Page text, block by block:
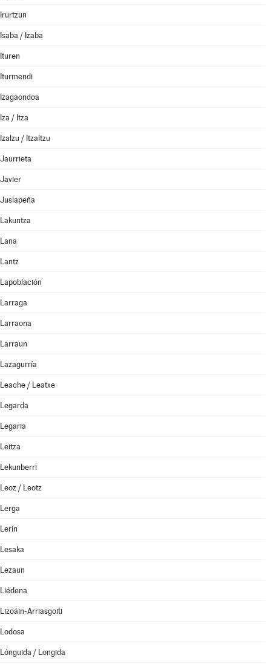
Irurtzun
Isaba / Izaba
Ituren
Iturmendi
Izagaondoa
Iza / Itza
Izalzu / Itzaltzu
Jaurrieta
Javier
Juslapeña
Lakuntza
Lana
Lantz
Lapoblación
Larraga
Larraona
Larraun
Lazagurría
Leache / Leatxe
Legarda
Legaria
Leitza
Lekunberri
Leoz / Leotz
Lerga
Lerín
Lesaka
Lezaun
Liédena
Lizoáin-Arriasgoiti
Lodosa
Lónguida / Longida